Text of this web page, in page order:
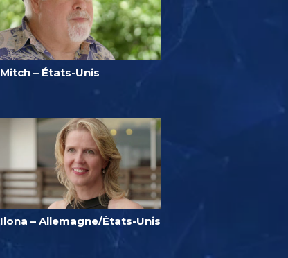
Mitch – États-Unis
Ilona – Allemagne/États-Unis